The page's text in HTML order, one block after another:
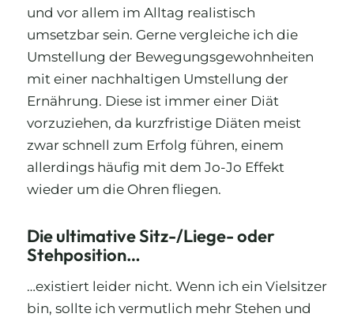
und vor allem im Alltag realistisch
umsetzbar sein. Gerne vergleiche ich die
Umstellung der Bewegungsgewohnheiten
mit einer nachhaltigen Umstellung der
Ernährung. Diese ist immer einer Diät
vorzuziehen, da kurzfristige Diäten meist
zwar schnell zum Erfolg führen, einem
allerdings häufig mit dem Jo-Jo Effekt
wieder um die Ohren fliegen.
Die ultimative Sitz-/Liege- oder
Stehposition…
…existiert leider nicht. Wenn ich ein Vielsitzer
bin, sollte ich vermutlich mehr Stehen und